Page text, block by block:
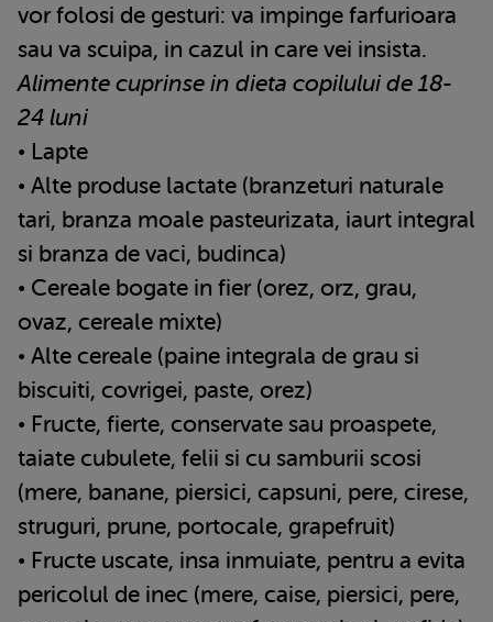
vor folosi de gesturi: va impinge farfurioara
sau va scuipa, in cazul in care vei insista.
Alimente cuprinse in dieta copilului de 18-
24 luni
• Lapte
• Alte produse lactate (branzeturi naturale
tari, branza moale pasteurizata, iaurt integral
si branza de vaci, budinca)
• Cereale bogate in fier (orez, orz, grau,
ovaz, cereale mixte)
• Alte cereale (paine integrala de grau si
biscuiti, covrigei, paste, orez)
• Fructe, fierte, conservate sau proaspete,
taiate cubulete, felii si cu samburii scosi
(mere, banane, piersici, capsuni, pere, cirese,
struguri, prune, portocale, grapefruit)
• Fructe uscate, insa inmuiate, pentru a evita
pericolul de inec (mere, caise, piersici, pere,